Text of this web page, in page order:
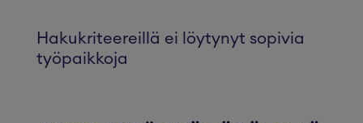
Hakukriteereillä ei löytynyt sopivia
työpaikkoja